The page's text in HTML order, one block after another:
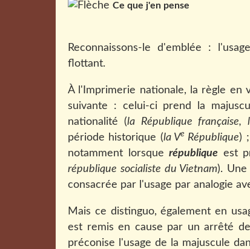
Ce que j'en pense
Reconnaissons-le d'emblée :
flottant.
À l'Imprimerie nationale, la règle en
suivante : celui-ci prend la
nationalité (la République française,
période historique (la Ve République)
notamment lorsque république est
république socialiste du Vietnam).
consacrée par l'usage par analogie
Mais ce distinguo, également en
est remis en cause par un arrêté
préconise l'usage de la majuscule